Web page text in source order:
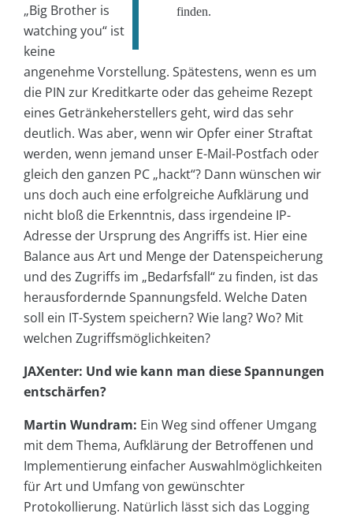
finden.
„Big Brother is
watching you“ ist
keine
angenehme Vorstellung. Spätestens, wenn es um
die PIN zur Kreditkarte oder das geheime Rezept
eines Getränkeherstellers geht, wird das sehr
deutlich. Was aber, wenn wir Opfer einer Straftat
werden, wenn jemand unser E-Mail-Postfach oder
gleich den ganzen PC „hackt“? Dann wünschen wir
uns doch auch eine erfolgreiche Aufklärung und
nicht bloß die Erkenntnis, dass irgendeine IP-
Adresse der Ursprung des Angriffs ist. Hier eine
Balance aus Art und Menge der Datenspeicherung
und des Zugriffs im „Bedarfsfall“ zu finden, ist das
herausfordernde Spannungsfeld. Welche Daten
soll ein IT-System speichern? Wie lang? Wo? Mit
welchen Zugriffsmöglichkeiten?
JAXenter: Und wie kann man diese Spannungen
entschärfen?
Martin Wundram: Ein Weg sind offener Umgang
mit dem Thema, Aufklärung der Betroffenen und
Implementierung einfacher Auswahlmöglichkeiten
für Art und Umfang von gewünschter
Protokollierung. Natürlich lässt sich das Logging